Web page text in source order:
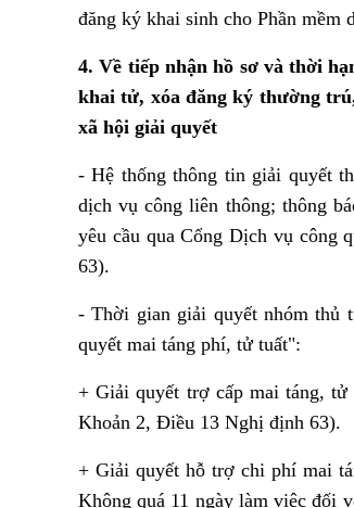
đăng ký khai sinh cho Phần
4. Về tiếp nhận hồ sơ và thời
khai tử, xóa đăng ký thường
xã hội giải quyết
- Hệ thống thông tin giải quyết
dịch vụ công liên thông; thông
yêu cầu qua Cổng Dịch vụ công
63).
- Thời gian giải quyết nhóm thủ
quyết mai táng phí, tử tuất":
+ Giải quyết trợ cấp mai táng,
Khoản 2, Điều 13 Nghị định 63).
+ Giải quyết hỗ trợ chi phí mai
Không quá 11 ngày làm việc đối